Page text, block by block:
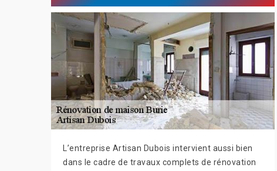
L’entreprise Artisan Dubois intervient aussi bien
dans le cadre de travaux complets de rénovation